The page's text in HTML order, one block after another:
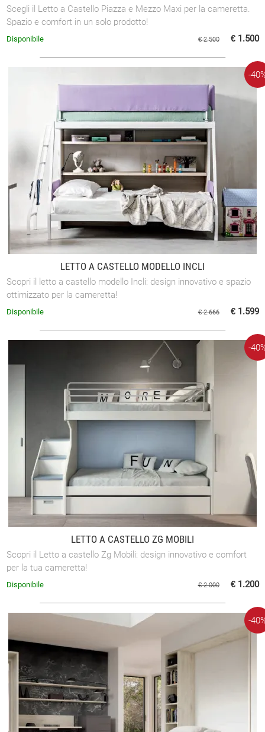
Scegli il Letto a Castello Piazza e Mezzo Maxi per la cameretta.
Spazio e comfort in un solo prodotto!
€ 2.500 € 1.500
Disponibile
LETTO A CASTELLO MODELLO INCLI
Scopri il letto a castello modello Incli: design innovativo e spazio
ottimizzato per la cameretta!
-
€ 2.666 € 1.599
Disponibile
LETTO A CASTELLO ZG MOBILI
Scopri il Letto a castello Zg Mobili: design innovativo e comfort
per la tua cameretta!
-
€ 2.000 € 1.200
Disponibile
-